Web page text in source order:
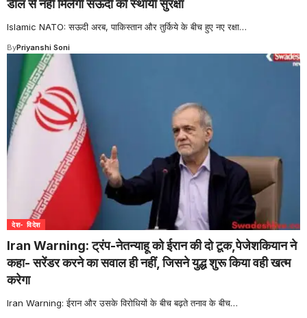
डील से नहीं मिलेगी सऊदी को स्थायी सुरक्षा
Islamic NATO: सऊदी अरब, पाकिस्तान और तुर्किये के बीच हुए नए रक्षा…
ByPriyanshi Soni
देश- विदेश
Iran Warning: ट्रंप-नेतन्याहू को ईरान की दो टूक,पेजेशकियान ने
कहा- सरेंडर करने का सवाल ही नहीं, जिसने युद्ध शुरू किया वही खत्म
करेगा
Iran Warning: ईरान और उसके विरोधियों के बीच बढ़ते तनाव के बीच…